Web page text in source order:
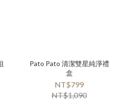
Pato Pato 清潔雙星純淨禮
盒
NT$799
NT$1,090